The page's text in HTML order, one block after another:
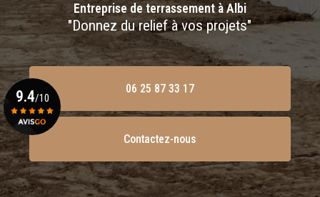
Entreprise de terrassement à Albi
"Donnez du relief à vos projets"
06 25 87 33 17
Contactez-nous
9.4/10
Voir le certificat